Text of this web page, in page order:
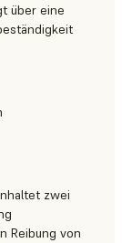
über eine
zwei
Reibung von